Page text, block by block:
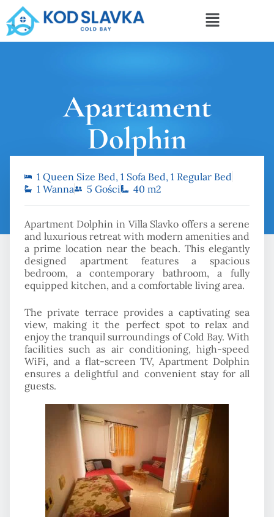
Apartament
Dolphin
Strona główna Apartament Dolphin
1 Queen Size Bed, 1 Sofa Bed, 1 Regular Bed
1 Wanna
5 Gości 40 m2
Apartment Dolphin in Villa Slavko offers a serene
and luxurious retreat with modern amenities and
a prime location near the beach. This elegantly
designed apartment features a spacious
bedroom, a contemporary bathroom, a fully
equipped kitchen, and a comfortable living area.
The private terrace provides a captivating sea
view, making it the perfect spot to relax and
enjoy the tranquil surroundings of Cold Bay. With
facilities such as air conditioning, high-speed
WiFi, and a flat-screen TV, Apartment Dolphin
ensures a delightful and convenient stay for all
guests.